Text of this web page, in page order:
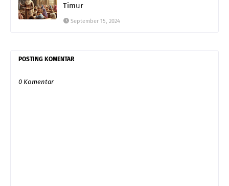
Timur
September 15, 2024
POSTING KOMENTAR
0 Komentar